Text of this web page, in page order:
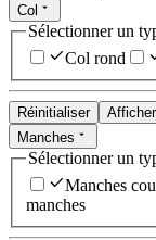
Col
Sélectionner un
Col rond
Réinitialiser
Manches
Sélectionner un
Manches
manches